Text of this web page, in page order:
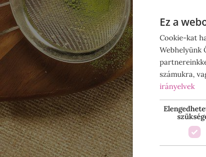
Ez a
Cookie-kat
Webhelyünk
számukra,
irányelvek